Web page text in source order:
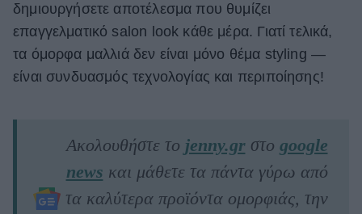
δημιουργήσετε αποτέλεσμα που θυμίζει
επαγγελματικό salon look κάθε μέρα. Γιατί τελικά,
τα όμορφα μαλλιά δεν είναι μόνο θέμα styling —
είναι συνδυασμός τεχνολογίας και περιποίησης!
Ακολουθήστε το jenny.grστο google
news και μάθετε τα πάντα γύρω από
τα καλύτερα προϊόντα ομορφιάς, την